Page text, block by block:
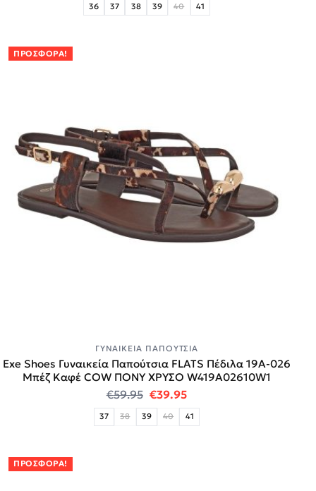
36 37 38 39 40 41
ΠΡΟΣΦΟΡΆ!
ΓΥΝΑΙΚΕΊΑ ΠΑΠΟΎΤΣΙΑ
Exe Shoes Γυναικεία Παπούτσια FLATS Πέδιλα 19A-026
Μπέζ Καφέ COW ΠΟΝΥ ΧΡΥΣΟ W419A02610W1
€59.95 Original price was: €59.95.
€39.95Η τρέχουσα τιμή
37 38 39 40 41
ΠΡΟΣΦΟΡΆ!